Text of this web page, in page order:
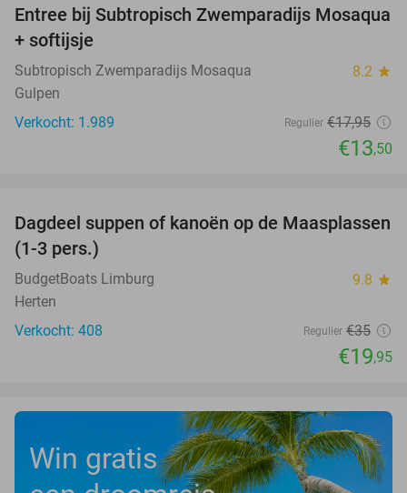
25%
Entree bij Subtropisch Zwemparadijs Mosaqua
+ softijsje
Subtropisch Zwemparadijs Mosaqua 8.2 star
Gulpen
Verkocht: 1.989
Regulier €17,95
€13,50
43%
Dagdeel suppen of kanoën op de Maasplassen
(1-3 pers.)
BudgetBoats Limburg 9.8 star
Herten
Verkocht: 408
Regulier €35
€19,95
Win gratis